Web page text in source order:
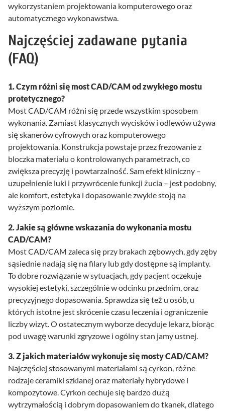
wykorzystaniem projektowania komputerowego oraz
automatycznego wykonawstwa.
Najczęściej zadawane pytania
(FAQ)
1. Czym różni się most CAD/CAM od zwykłego mostu
protetycznego?
Most CAD/CAM różni się przede wszystkim sposobem
wykonania. Zamiast klasycznych wycisków i odlewów używa
się skanerów cyfrowych oraz komputerowego
projektowania. Konstrukcja powstaje przez frezowanie z
bloczka materiału o kontrolowanych parametrach, co
zwiększa precyzję i powtarzalność. Sam efekt kliniczny –
uzupełnienie luki i przywrócenie funkcji żucia – jest podobny,
ale komfort, estetyka i dopasowanie zwykle stoją na
wyższym poziomie.
2. Jakie są główne wskazania do wykonania mostu
CAD/CAM?
Most CAD/CAM zaleca się przy brakach zębowych, gdy zęby
sąsiednie nadają się na filary lub gdy dostępne są implanty.
To dobre rozwiązanie w sytuacjach, gdy pacjent oczekuje
wysokiej estetyki, szczególnie w odcinku przednim, oraz
precyzyjnego dopasowania. Sprawdza się też u osób, u
których istotne jest skrócenie czasu leczenia i ograniczenie
liczby wizyt. O ostatecznym wyborze decyduje lekarz, biorąc
pod uwagę warunki zgryzowe i ogólny stan jamy ustnej.
3. Z jakich materiałów wykonuje się mosty CAD/CAM?
Najczęściej stosowanymi materiałami są cyrkon, różne
rodzaje ceramiki szklanej oraz materiały hybrydowe i
kompozytowe. Cyrkon cechuje się bardzo dużą
wytrzymałością i dobrym dopasowaniem do tkanek, dlatego